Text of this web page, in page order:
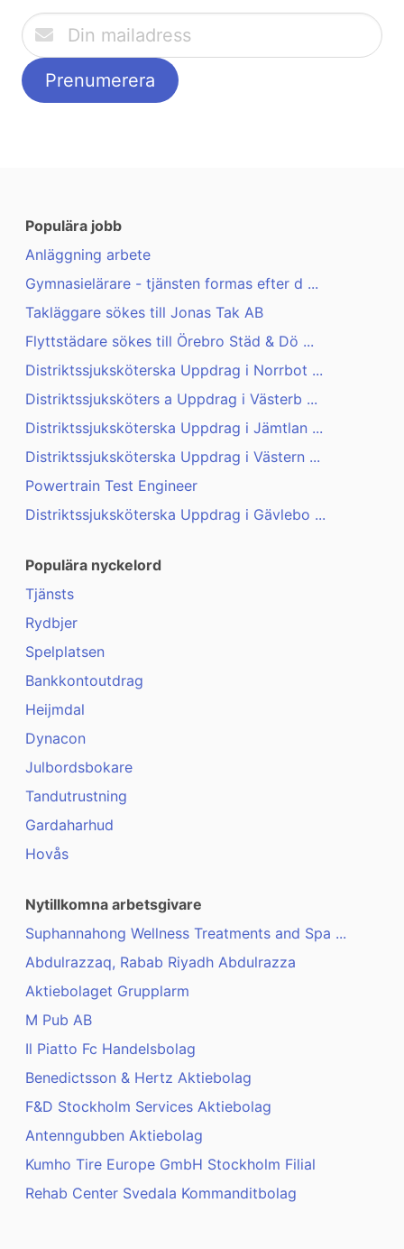
Populära jobb
Anläggning arbete
Gymnasielärare - tjänsten formas efter d ...
Takläggare sökes till Jonas Tak AB
Flyttstädare sökes till Örebro Städ & Dö ...
Distriktssjuksköterska Uppdrag i Norrbot ...
Distriktssjuksköters a Uppdrag i Västerb ...
Distriktssjuksköterska Uppdrag i Jämtlan ...
Distriktssjuksköterska Uppdrag i Västern ...
Powertrain Test Engineer
Distriktssjuksköterska Uppdrag i Gävlebo ...
Populära nyckelord
Tjänsts
Rydbjer
Spelplatsen
Bankkontoutdrag
Heijmdal
Dynacon
Julbordsbokare
Tandutrustning
Gardaharhud
Hovås
Nytillkomna arbetsgivare
Suphannahong Wellness Treatments and Spa ...
Abdulrazzaq, Rabab Riyadh Abdulrazza
Aktiebolaget Grupplarm
M Pub AB
Il Piatto Fc Handelsbolag
Benedictsson & Hertz Aktiebolag
F&D Stockholm Services Aktiebolag
Antenngubben Aktiebolag
Kumho Tire Europe GmbH Stockholm Filial
Rehab Center Svedala Kommanditbolag